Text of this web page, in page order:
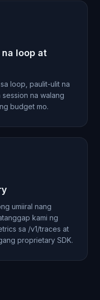
loop at
loop, paulit-ulit na
na walang
budget mo.
umiiral nang
kami ng
sa /v1/traces at
proprietary SDK.